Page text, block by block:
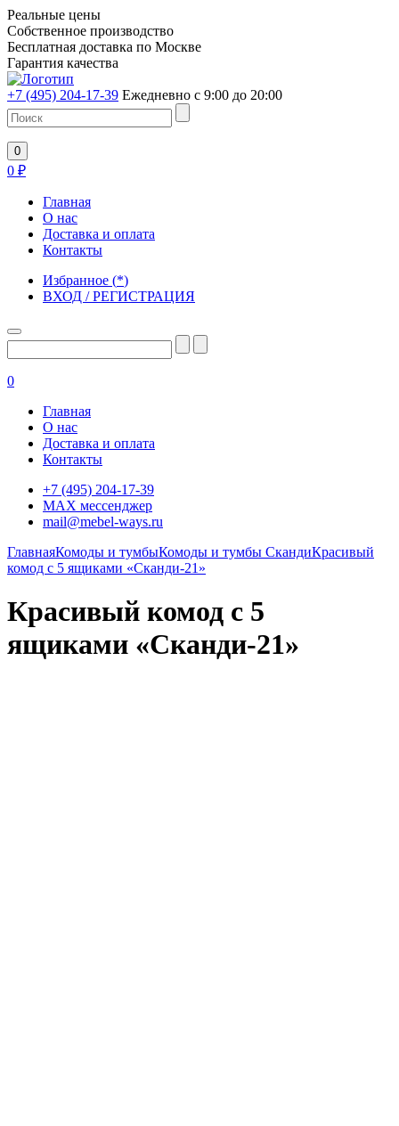
Реальные цены
Собственное производство
Бесплатная доставка по Москве
Гарантия качества
+7 (495) 204-17-39 Ежедневно с 9:00 до 20:00
0
0 ₽
Главная
О нас
Доставка и оплата
Контакты
Избранное (*)
ВХОД / РЕГИСТРАЦИЯ
0
Главная
О нас
Доставка и оплата
Контакты
+7 (495) 204-17-39
MAX мессенджер
mail@mebel-ways.ru
ГлавнаяКомоды и тумбыКомоды и тумбы СкандиКрасивый
комод с 5 ящиками «Сканди-21»
Красивый комод с 5
ящиками «Сканди-21»